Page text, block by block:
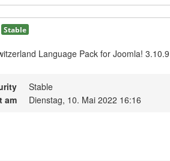
Stable
Language Pack for Joomla! 3.10.9
Stable
am
Dienstag, 10. Mai 2022 16:16